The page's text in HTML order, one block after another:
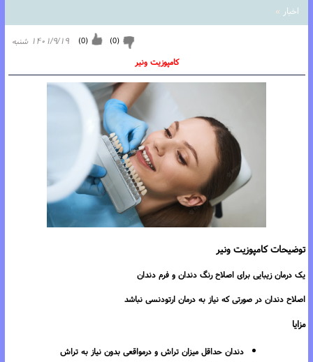
اخبار »
۱۴۰۱/۹/۱۹ شنبه (
0
) (
0
)
کامپوزیت ونیر
توضیحات کامپوزیت ونیر
یک درمان زیبایی برای اصلاح رنگ دندان و فرم دندان
اصلاح دندان در صورتی که نیاز به درمان ارتودنسی نباشد
مزایا
دندان حداقل میزان تراش و درمواقعی بدون نیاز به تراش